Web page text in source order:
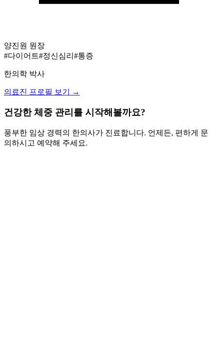
양진원 원장
#다이어트#정신심리 #통증
한의학 박사
의료진 프로필 보기 →
건강한 체중 관리를 시작해볼까요?
풍부한 임상 경력의 한의사가 진료합니다. 언제든, 편하게 문
의하시고 예약해 주세요.